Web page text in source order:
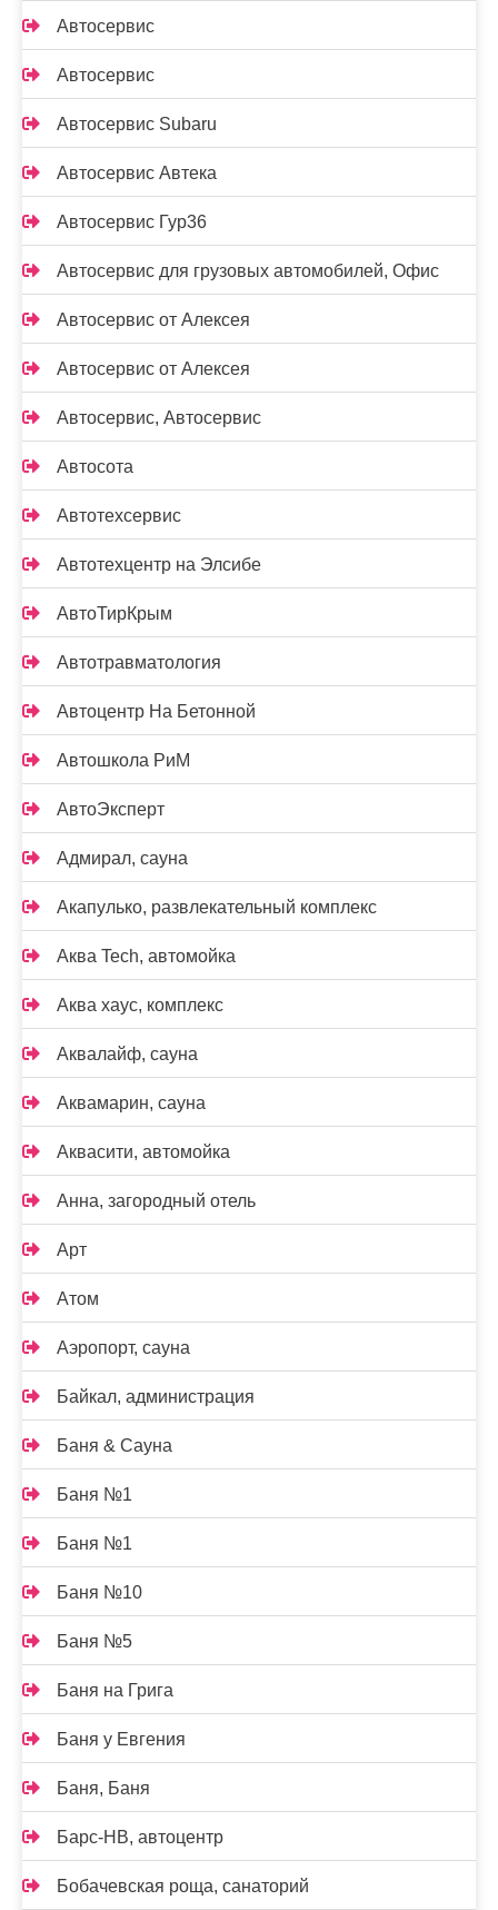
Автосервис
Автосервис
Автосервис Subaru
Автосервис Автека
Автосервис Гур36
Автосервис для грузовых автомобилей, Офис
Автосервис от Алексея
Автосервис от Алексея
Автосервис, Автосервис
Автосота
Автотехсервис
Автотехцентр на Элсибе
АвтоТирКрым
Автотравматология
Автоцентр На Бетонной
Автошкола РиМ
АвтоЭксперт
Адмирал, сауна
Акапулько, развлекательный комплекс
Аква Tech, автомойка
Аква хаус, комплекс
Аквалайф, сауна
Аквамарин, сауна
Аквасити, автомойка
Анна, загородный отель
Арт
Атом
Аэропорт, сауна
Байкал, администрация
Баня & Сауна
Баня №1
Баня №1
Баня №10
Баня №5
Баня на Грига
Баня у Евгения
Баня, Баня
Барс-НВ, автоцентр
Бобачевская роща, санаторий